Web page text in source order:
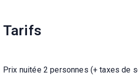
Tarifs
Prix nuitée 2 personnes (+ taxes de